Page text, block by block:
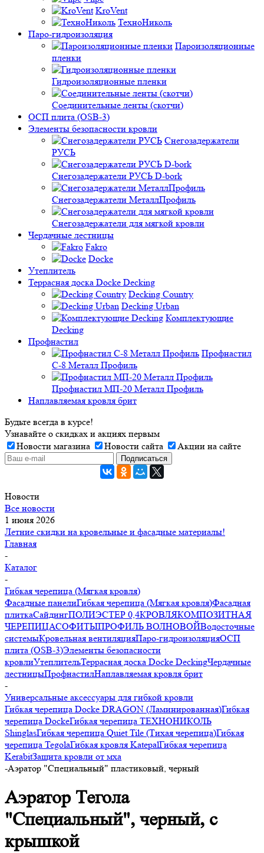
KroVent
ТехноНиколь
Паро-гидроизоляция
Пароизоляционные
пленки
Гидроизоляционные пленки
Соединительные ленты (скотчи)
ОСП плита (OSB-3)
Элементы безопасности кровли
Снегозадержатели
РУСЬ
Снегозадержатели РУСЬ D-bork
Снегозадержатели МеталлПрофиль
Снегозадержатели для мягкой кровли
Чердачные лестницы
Fakro
Docke
Утеплитель
Террасная доска Docke Decking
Decking Country
Decking Urban
Комплектующие
Decking
Профнастил
Профнастил
C-8 Металл Профиль
Профнастил МП-20 Металл Профиль
Наплавляемая кровля брит
Будьте всегда в курсе!
Узнавайте о скидках и акциях первым
Новости магазина
Новости сайта Акции на сайте
Новости
Все новости
1 июня 2026
Летние скидки на кровельные и фасадные материалы!
Главная
-
Каталог
-
Гибкая черепица (Мягкая кровля)
Фасадные панелиГибкая черепица (Мягкая кровля)Фасадная
плиткаСайдингПОЛИЭСТЕР 0,4КРОВЛЯКОМПОЗИТНАЯ
ЧЕРЕПИЦАСОФИТЫПРОФИЛЬ ВОЛНОВОЙВодосточные
системыКровельная вентиляцияПаро-гидроизоляцияОСП
плита (OSB-3)Элементы безопасности
кровлиУтеплительТеррасная доска Docke DeckingЧердачные
лестницыПрофнастилНаплавляемая кровля брит
-
Универсальные аксессуары для гибкой кровли
Гибкая черепица Docke DRAGON (Ламинированная)Гибкая
черепица DockeГибкая черепица ТЕХНОНИКОЛЬ
ShinglasГибкая черепица Quiet Tile (Тихая черепица)Гибкая
черепица TegolaГибкая кровля KatepalГибкая черепица
KerabitЗащита кровли от мха
-Аэратор "Специальный" пластиковый, черный
Аэратор Тегола
"Специальный", черный, с
крышкой